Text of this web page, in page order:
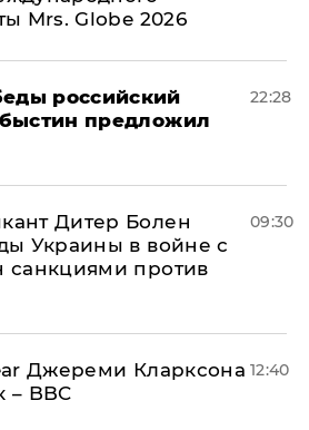
Mrs. Globe 2026
российский
предложил
22:28
Дитер Болен
Украины в войне с
санкциями против
09:30
Джереми Кларксона
– BBC
12:40